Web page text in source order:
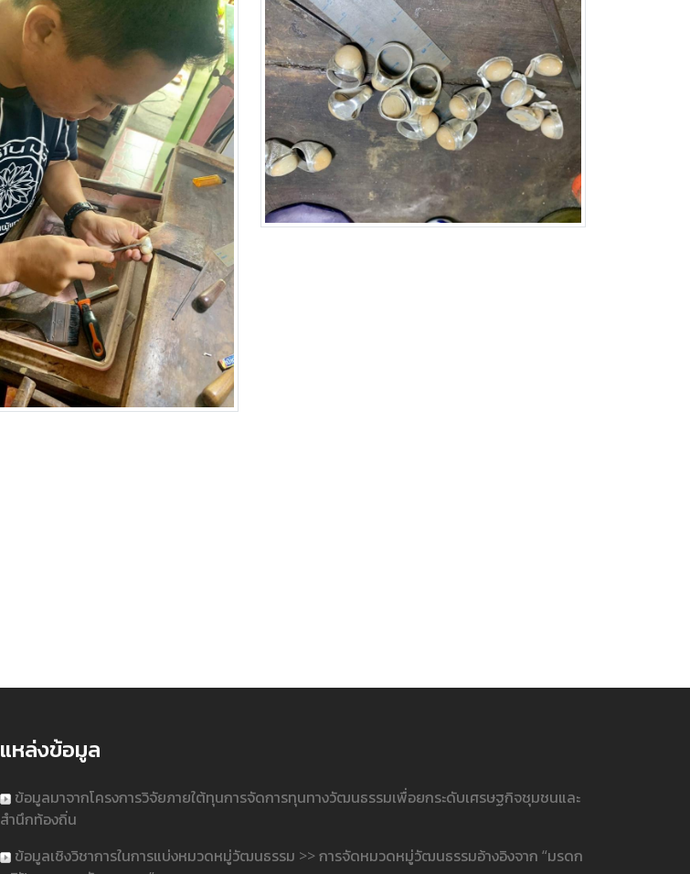
แหล่งข้อมูล
ข้อมูลมาจากโครงการวิจัยภายใต้ทุนการจัดการทุนทางวัฒนธรรมเพื่อยกระดับเศรษฐกิจชุมชนและ
สำนึกท้องถิ่น
ข้อมูลเชิงวิชาการในการแบ่งหมวดหมู่วัฒนธรรม >> การจัดหมวดหมู่วัฒนธรรมอ้างอิงจาก “มรดก